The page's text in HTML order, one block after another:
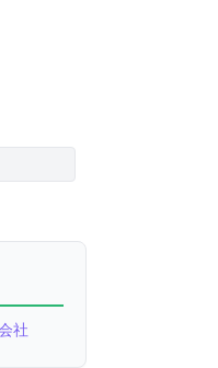
社